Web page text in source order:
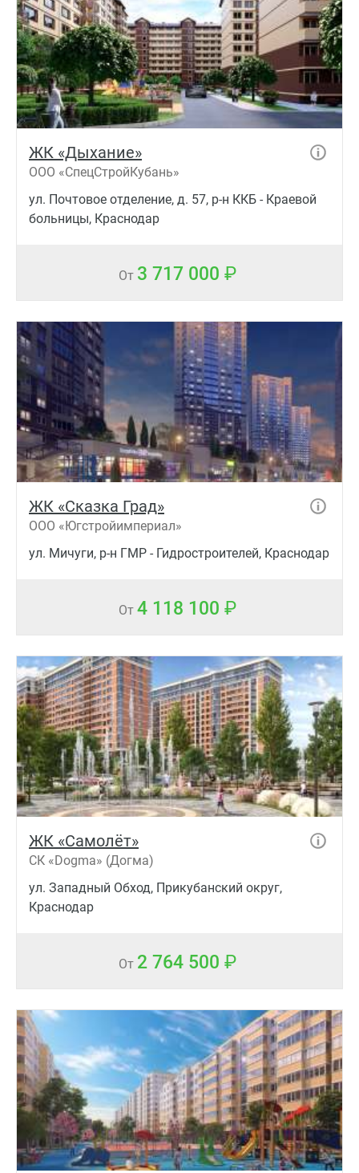
ЖК «Дыхание»
ООО «СпецСтройКубань»
ул. Почтовое отделение, д. 57, р-н ККБ - Краевой
больницы, Краснодар
От 3 717 000
ЖК «Сказка Град»
ООО «Югстройимпериал»
ул. Мичуги, р-н ГМР - Гидростроителей, Краснодар
От 4 118 100
ЖК «Самолёт»
СК «Dogma» (Догма)
ул. Западный Обход, Прикубанский округ,
Краснодар
От 2 764 500